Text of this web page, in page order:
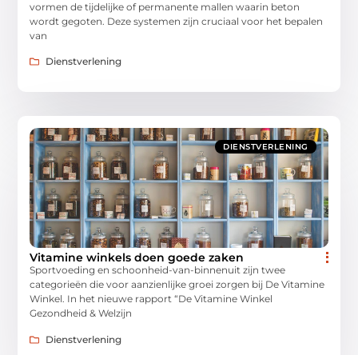
vormen de tijdelijke of permanente mallen waarin beton
wordt gegoten. Deze systemen zijn cruciaal voor het bepalen
van
Dienstverlening
DIENSTVERLENING
Vitamine winkels doen goede zaken
Sportvoeding en schoonheid-van-binnenuit zijn twee
categorieën die voor aanzienlijke groei zorgen bij De Vitamine
Winkel. In het nieuwe rapport “De Vitamine Winkel
Gezondheid & Welzijn
Dienstverlening